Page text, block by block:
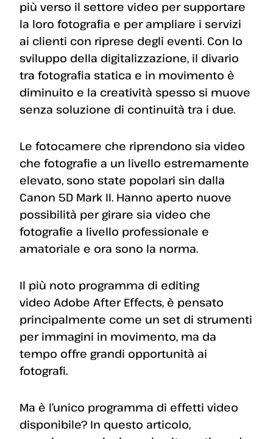
più verso il settore video per supportare
la loro fotografia e per ampliare i servizi
ai clienti con riprese degli eventi. Con lo
sviluppo della digitalizzazione, il divario
tra fotografia statica e in movimento è
diminuito e la creatività spesso si muove
senza soluzione di continuità tra i due.
Le fotocamere che riprendono sia video
che fotografie a un livello estremamente
elevato, sono state popolari sin dalla
Canon 5D Mark II. Hanno aperto nuove
possibilità per girare sia video che
fotografie a livello professionale e
amatoriale e ora sono la norma.
Il più noto programma di editing
video Adobe After Effects, è pensato
principalmente come un set di strumenti
per immagini in movimento, ma da
tempo offre grandi opportunità ai
fotografi.
Ma è l’unico programma di effetti video
disponibile? In questo articolo,